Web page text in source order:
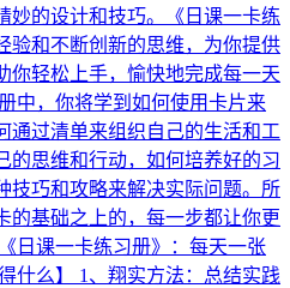
妙的设计和技巧。《日课一卡练
验和不断创新的思维，为你提供
你轻松上手，愉快地完成每一天
中，你将学到如何使用卡片来
通过清单来组织自己的生活和工
的思维和行动，如何培养好的习
技巧和攻略来解决实际问题。所
的基础之上的，每一步都让你更
日课一卡练习册》：每天一张
什么】 1、翔实方法：总结实践